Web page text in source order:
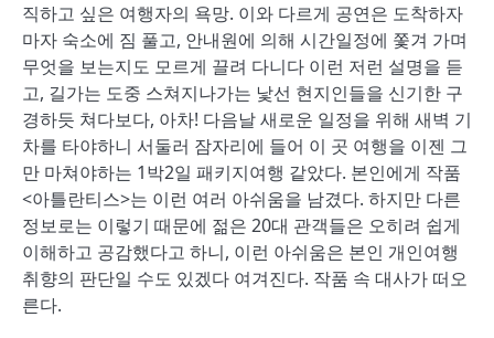
직하고 싶은 여행자의 욕망. 이와 다르게 공연은 도착하자
마자 숙소에 짐 풀고, 안내원에 의해 시간일정에 쫓겨 가며
무엇을 보는지도 모르게 끌려 다니다 이런 저런 설명을 듣
고, 길가는 도중 스쳐지나가는 낯선 현지인들을 신기한 구
경하듯 쳐다보다, 아차! 다음날 새로운 일정을 위해 새벽 기
차를 타야하니 서둘러 잠자리에 들어 이 곳 여행을 이젠 그
만 마쳐야하는 1박2일 패키지여행 같았다. 본인에게 작품
<아틀란티스>는 이런 여러 아쉬움을 남겼다. 하지만 다른
정보로는 이렇기 때문에 젊은 20대 관객들은 오히려 쉽게
이해하고 공감했다고 하니, 이런 아쉬움은 본인 개인여행
취향의 판단일 수도 있겠다 여겨진다. 작품 속 대사가 떠오
른다.